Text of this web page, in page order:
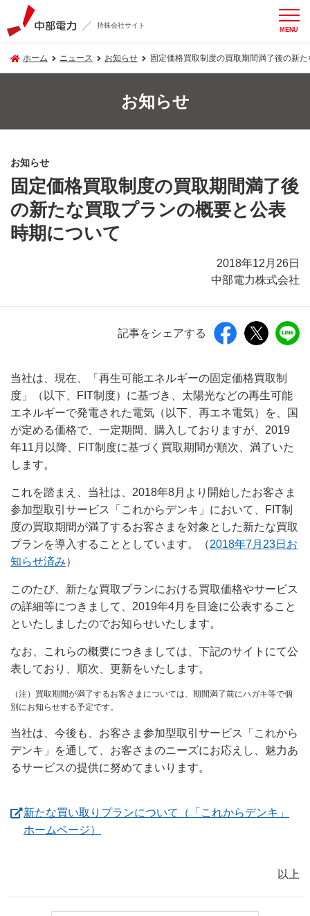
持株会社サイト MENU
ホーム ニュース お知らせ 固定価格買取制度の買取期間満了後の新
お知らせ
お知らせ
固定価格買取制度の買取期間満了後
の新たな買取プランの概要と公表
時期について
2018年12月26日
中部電力株式会社
記事をシェアする
当社は、現在、「再生可能エネルギーの固定価格買取制
度」（以下、FIT制度）に基づき、太陽光などの再生可能
エネルギーで発電された電気（以下、再エネ電気）を、国
が定める価格で、一定期間、購入しておりますが、2019
年11月以降、FIT制度に基づく買取期間が順次、満了いた
します。
これを踏まえ、当社は、2018年8月より開始したお客さま
参加型取引サービス「これからデンキ」において、FIT制
度の買取期間が満了するお客さまを対象とした新たな買取
プランを導入することとしています。（2018年7月23日お
知らせ済み）
このたび、新たな買取プランにおける買取価格やサービス
の詳細等につきまして、2019年4月を目途に公表すること
といたしましたのでお知らせいたします。
なお、これらの概要につきましては、下記のサイトにて公
表しており、順次、更新をいたします。
（注）買取期間が満了するお客さまについては、期間満了前にハガキ等で個
別にお知らせする予定です。
当社は、今後も、お客さま参加型取引サービス「これから
デンキ」を通して、お客さまのニーズにお応えし、魅力あ
るサービスの提供に努めてまいります。
新たな買い取りプランについて（「これからデンキ」
ホームページ）
以上